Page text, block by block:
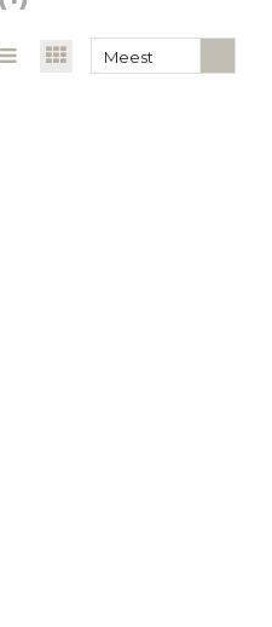
Meest